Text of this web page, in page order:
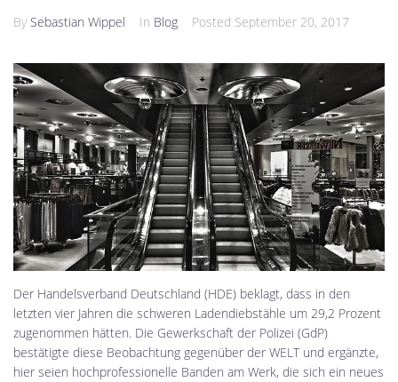
By Sebastian Wippel In Blog Posted September 20, 2017
Der Handelsverband Deutschland (HDE) beklagt, dass in den
letzten vier Jahren die schweren Ladendiebstähle um 29,2 Prozent
zugenommen hätten. Die Gewerkschaft der Polizei (GdP)
bestätigte diese Beobachtung gegenüber der WELT und ergänzte,
hier seien hochprofessionelle Banden am Werk, die sich ein neues